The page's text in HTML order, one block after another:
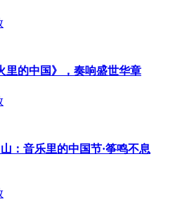
里的中国》，奏响盛世华章
：音乐里的中国节·筝鸣不息